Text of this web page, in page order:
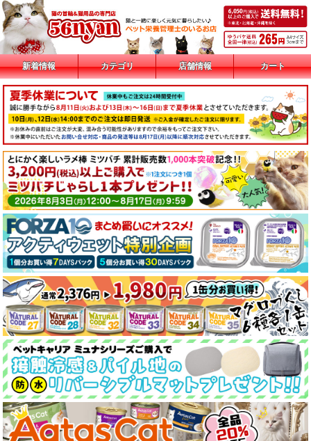
新着情報 カテゴリ 店舗情報 カート